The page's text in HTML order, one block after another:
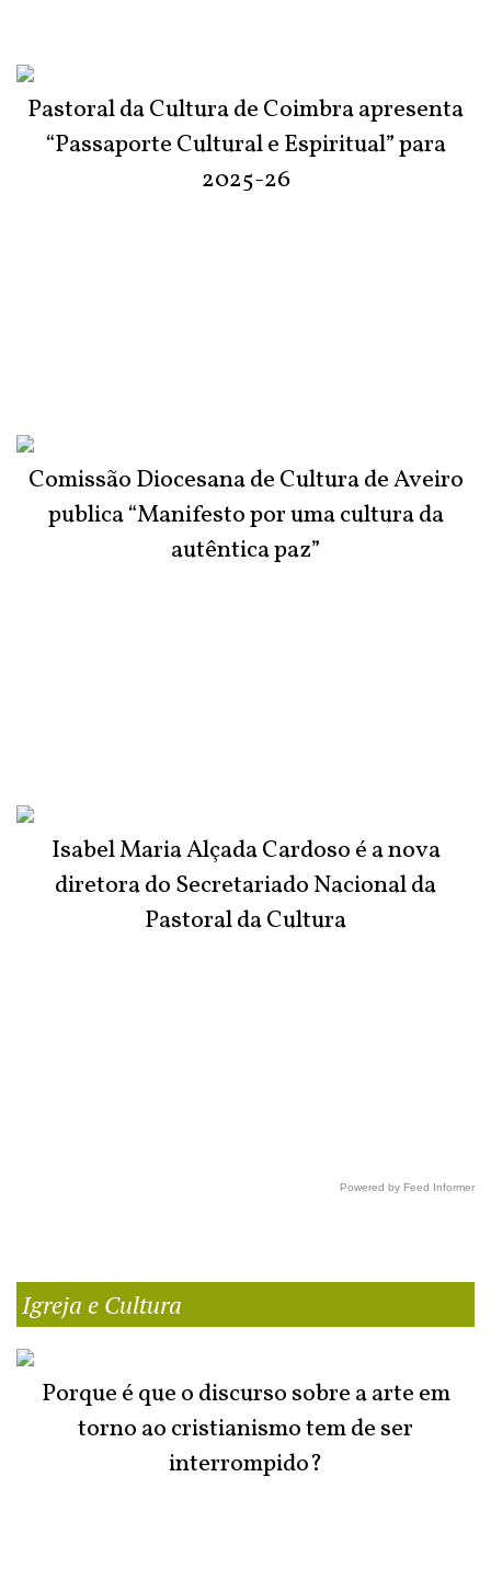
Pastoral da Cultura de Coimbra apresenta
“Passaporte Cultural e Espiritual” para
2025-26
Comissão Diocesana de Cultura de Aveiro
publica “Manifesto por uma cultura da
autêntica paz”
Isabel Maria Alçada Cardoso é a nova
diretora do Secretariado Nacional da
Pastoral da Cultura
Powered by Feed Informer
Igreja e Cultura
Porque é que o discurso sobre a arte em
torno ao cristianismo tem de ser
interrompido?